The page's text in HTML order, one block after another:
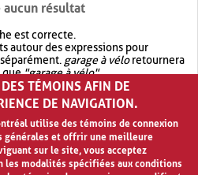
aucun résultat
est correcte.
autour des expressions pour
garage à véloretournera
que"garage à vélo".
recherche avec OR.garage OR vélo
de résultat quegarage à vélo
TÉMOINS AFIN DE
DE NAVIGATION.
utilise des témoins de connexion
générales et offrir une meilleure
sur le site, vous acceptez
les modalités spécifiées aux conditions